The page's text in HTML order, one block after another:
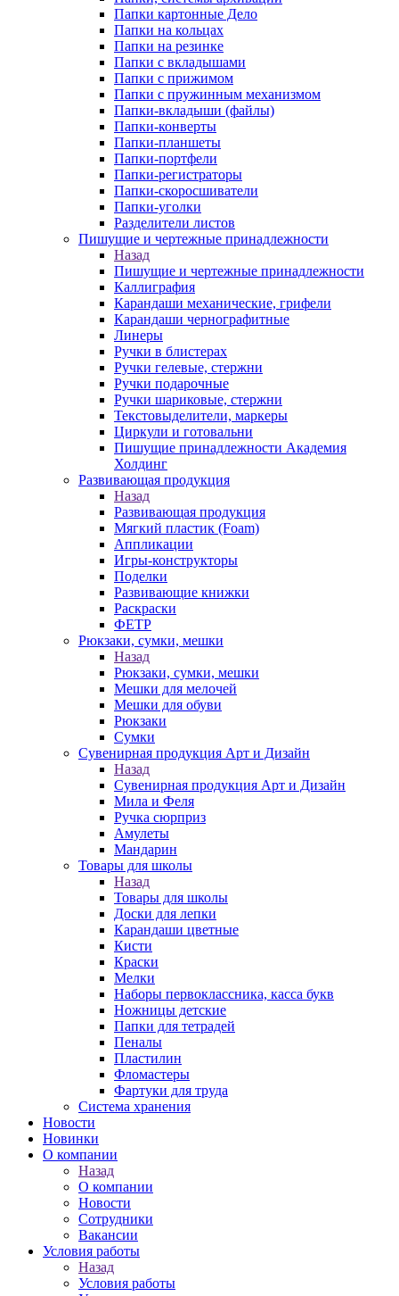
Папки картонные Дело
Папки на кольцах
Папки на резинке
Папки с вкладышами
Папки с прижимом
Папки с пружинным механизмом
Папки-вкладыши (файлы)
Папки-конверты
Папки-планшеты
Папки-портфели
Папки-регистраторы
Папки-скоросшиватели
Папки-уголки
Разделители листов
Пишущие и чертежные принадлежности
Назад
Пишущие и чертежные принадлежности
Каллиграфия
Карандаши механические, грифели
Карандаши чернографитные
Линеры
Ручки в блистерах
Ручки гелевые, стержни
Ручки подарочные
Ручки шариковые, стержни
Текстовыделители, маркеры
Циркули и готовальни
Пишущие принадлежности Академия
Холдинг
Развивающая продукция
Назад
Развивающая продукция
Мягкий пластик (Foam)
Аппликации
Игры-конструкторы
Поделки
Развивающие книжки
Раскраски
ФЕТР
Рюкзаки, сумки, мешки
Назад
Рюкзаки, сумки, мешки
Мешки для мелочей
Мешки для обуви
Рюкзаки
Сумки
Сувенирная продукция Арт и Дизайн
Назад
Сувенирная продукция Арт и Дизайн
Мила и Феля
Ручка сюрприз
Амулеты
Мандарин
Товары для школы
Назад
Товары для школы
Доски для лепки
Карандаши цветные
Кисти
Краски
Мелки
Наборы первоклассника, касса букв
Ножницы детские
Папки для тетрадей
Пеналы
Пластилин
Фломастеры
Фартуки для труда
Система хранения
Новости
Новинки
О компании
Назад
О компании
Новости
Сотрудники
Вакансии
Условия работы
Назад
Условия работы